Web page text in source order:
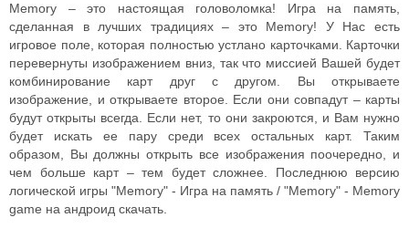
Memory – это настоящая головоломка! Игра на память,
сделанная в лучших традициях – это Memory! У Нас есть
игровое поле, которая полностью устлано карточками. Карточки
перевернуты изображением вниз, так что миссией Вашей будет
комбинирование карт друг с другом. Вы открываете
изображение, и открываете второе. Если они совпадут – карты
будут открыты всегда. Если нет, то они закроются, и Вам нужно
будет искать ее пару среди всех остальных карт. Таким
образом, Вы должны открыть все изображения поочередно, и
чем больше карт – тем будет сложнее. Последнюю версию
логической игры "Memory" - Игра на память / "Memory" - Memory
game на андроид скачать.